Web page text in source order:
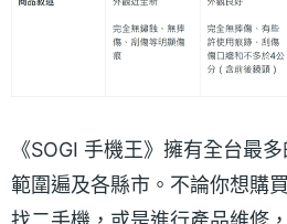
《SOGI 手機王》擁有全台最
範圍遍及各縣市。不論你想購